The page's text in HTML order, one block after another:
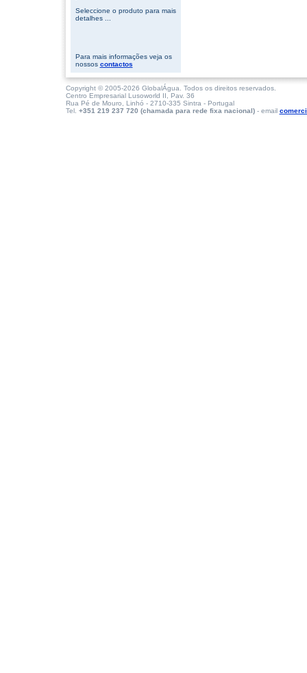
Seleccione o produto para mais
detalhes ...
Para mais informações veja os
nossos contactos
Copyright © 2005-2026 GlobalÁgua. Todos os direitos reservados.
Centro Empresarial Lusoworld II, Pav. 36
Rua Pé de Mouro, Linhó - 2710-335 Sintra - Portugal
Tel. +351 219 237 720 (chamada para rede fixa nacional)- email